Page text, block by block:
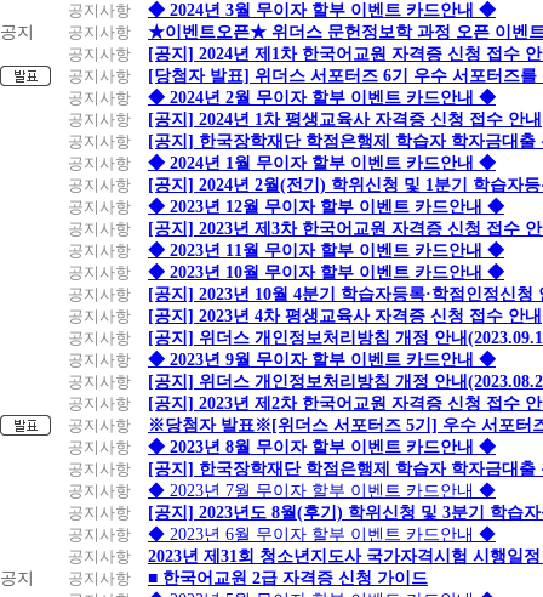
공지사항
◆ 2024년 3월 무이자 할부 이벤트 카드안내 ◆
공지
공지사항
★이벤트오픈★ 위더스 문헌정보학 과정 오픈 이벤
공지사항
[공지] 2024년 제1차 한국어교원 자격증 신청 접수
공지사항
[당첨자 발표] 위더스 서포터즈 6기 우수 서포터즈를
공지사항
◆ 2024년 2월 무이자 할부 이벤트 카드안내 ◆
공지사항
[공지] 2024년 1차 평생교육사 자격증 신청 접수 안내
공지사항
[공지] 한국장학재단 학점은행제 학습자 학자금대출
공지사항
◆ 2024년 1월 무이자 할부 이벤트 카드안내 ◆
공지사항
[공지] 2024년 2월(전기) 학위신청 및 1분기 학습자
공지사항
◆ 2023년 12월 무이자 할부 이벤트 카드안내 ◆
공지사항
[공지] 2023년 제3차 한국어교원 자격증 신청 접수
공지사항
◆ 2023년 11월 무이자 할부 이벤트 카드안내 ◆
공지사항
◆ 2023년 10월 무이자 할부 이벤트 카드안내 ◆
공지사항
[공지] 2023년 10월 4분기 학습자등록·학점인정신청
공지사항
[공지] 2023년 4차 평생교육사 자격증 신청 접수 안내
공지사항
[공지] 위더스 개인정보처리방침 개정 안내
공지사항
◆ 2023년 9월 무이자 할부 이벤트 카드안내 ◆
공지사항
[공지] 위더스 개인정보처리방침 개정 안내
공지사항
[공지] 2023년 제2차 한국어교원 자격증 신청 접수
공지사항
※당첨자 발표※[위더스 서포터즈 5기] 우수 서포터
공지사항
◆ 2023년 8월 무이자 할부 이벤트 카드안내 ◆
공지사항
[공지] 한국장학재단 학점은행제 학습자 학자금대출
공지사항
◆ 2023년 7월 무이자 할부 이벤트 카드안내 ◆
공지사항
[공지] 2023년도 8월(후기) 학위신청 및 3분기 학습
공지사항
◆ 2023년 6월 무이자 할부 이벤트 카드안내 ◆
공지사항
2023년 제31회 청소년지도사 국가자격시험 시행일
공지
공지사항
■ 한국어교원 2급 자격증 신청 가이드